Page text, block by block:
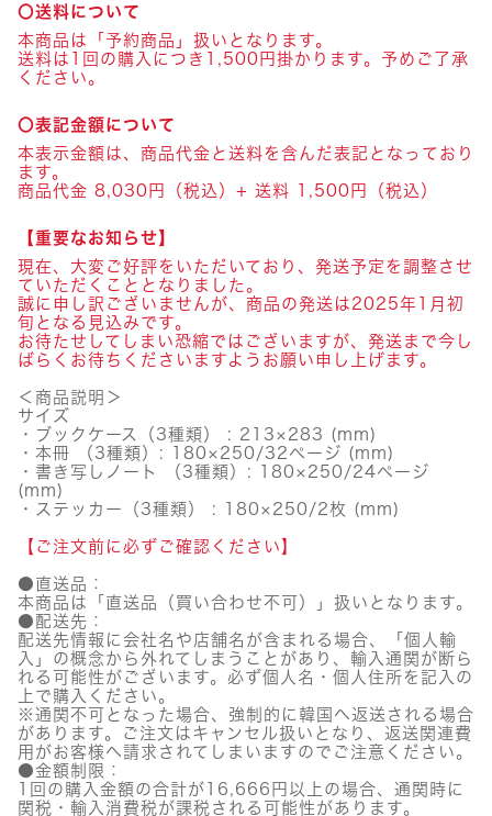
〇送料について
本商品は「予約商品」扱いとなります。
送料は1回の購入につき1,500円掛かります。予めご了承
ください。
〇表記金額について
本表示金額は、商品代金と送料を含んだ表記となっており
ます。
商品代金 8,030円（税込）+ 送料 1,500円（税込）
【重要なお知らせ】
現在、大変ご好評をいただいており、発送予定を調整させ
ていただくこととなりました。
誠に申し訳ございませんが、商品の発送は2025年1月初
旬となる見込みです。
お待たせしてしまい恐縮ではございますが、発送まで今し
ばらくお待ちくださいますようお願い申し上げます。
＜商品説明＞
サイズ
・ブックケース（3種類） : 213×283 (mm)
・本冊 （3種類）: 180×250/32ページ (mm)
・書き写しノート （3種類）: 180×250/24ページ
(mm)
・ステッカー（3種類） : 180×250/2枚 (mm)
【ご注文前に必ずご確認ください】
●直送品：
本商品は「直送品（買い合わせ不可）」扱いとなります。
●配送先：
配送先情報に会社名や店舗名が含まれる場合、「個人輸
入」の概念から外れてしまうことがあり、輸入通関が断ら
れる可能性がございます。必ず個人名・個人住所を記入の
上で購入ください。
※通関不可となった場合、強制的に韓国へ返送される場合
があります。ご注文はキャンセル扱いとなり、返送関連費
用がお客様へ請求されてしまいますのでご注意ください。
●金額制限：
1回の購入金額の合計が16,666円以上の場合、通関時に
関税・輸入消費税が課税される可能性があります。